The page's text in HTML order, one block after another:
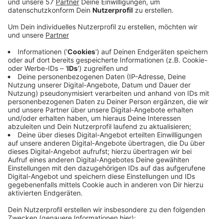
Für eine Aufführung am Theater Aachen bekommt die
35-jährige Schweizer Regisseurin Nina Russi den Götz-
Friedrich-Preis.
Ausgezeichnet wird ihr Bernstein-Abend „Trouble in
Tahiti“ / „A Quiet Place“(siehe Bild oben).
Der Götz-Friedrich-Preis ist mit 7500 Euro dotiert und
dient der Nachwuchsförderung im Musiktheater. 1995
hat ihn Regisseur und Intendant Götz Friedrich
gestiftet, der Preis wird heute von der
Deutschsprachigen Opernkonferenz getragen.
Die Verleihung an Nina Russi(Bild unten) geschieht am
7. November in der Staatsoper Stuttgart.
Anzeige
©Theater Aachen